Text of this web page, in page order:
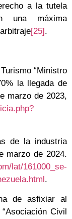
a la tutela
una máxima
[25].
“Ministro
la llegada de
marzo de 2023,
de la industria
marzo de 2024.
lat/161000_se-
.
de asfixiar al
Civil